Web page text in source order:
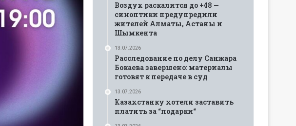
Воздух раскалится до +48 —
синоптики предупредили
жителей Алматы, Астаны и
Шымкента
13.07.2026
Расследование по делу Санжара
Бокаева завершено: материалы
готовят к передаче в суд
13.07.2026
Казахстанку хотели заставить
платить за “подарки“